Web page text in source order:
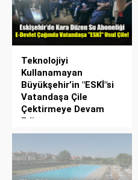
Teknolojiyi
Kullanamayan
Büyükşehir’in "ESKİ"si
Vatandaşa Çile
Çektirmeye Devam
Ediyor